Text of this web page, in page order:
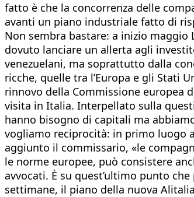
fatto è che la concorrenza delle
avanti un piano industriale fatto di
Non sembra bastare: a inizio maggio
dovuto lanciare un allerta agli
venezuelani, ma soprattutto dalla
ricche, quelle tra l’Europa e gli Stati
rinnovo della Commissione europea
visita in Italia. Interpellato sulla
hanno bisogno di capitali ma
vogliamo reciprocità: in primo luogo
aggiunto il commissario, «le
le norme europee, può consistere
avvocati. È su quest’ultimo punto
settimane, il piano della nuova